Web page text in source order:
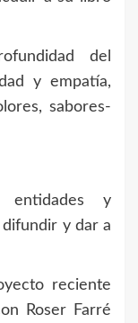
del
y empatía,
sabores-
entidades y
y dar a
reciente
Roser Farré